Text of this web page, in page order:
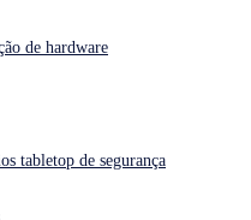
Obtenha ajuda imediata
de hardware
tabletop de segurança
insights acionáveis para
extraídos de uma
graves resolvidos
do Sophos X-Ops. Ele
que muitas das